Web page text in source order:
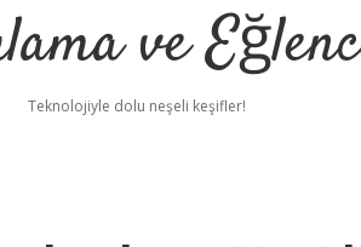
ve
Teknolojiyle dolu neşeli keşifler!